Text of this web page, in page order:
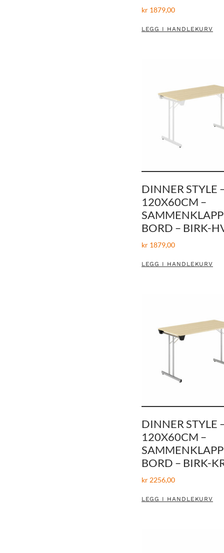
kr1879,00
LEGG I HANDLEKURV
DINNER STYLE
120X60CM –
BORD – BIRK-
kr1879,00
LEGG I HANDLEKURV
DINNER STYLE
120X60CM –
BORD – BIRK-
kr2256,00
LEGG I HANDLEKURV